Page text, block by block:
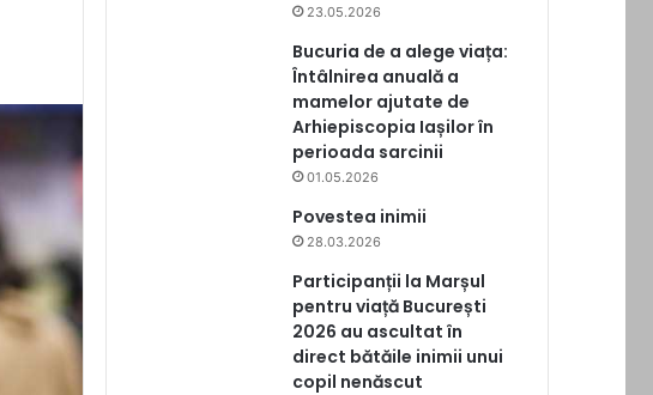
23.05.2026
Bucuria de a alege viața:
Întâlnirea anuală a
mamelor ajutate de
Arhiepiscopia Iașilor în
perioada sarcinii
01.05.2026
Povestea inimii
28.03.2026
Participanții la Marșul
pentru viață București
2026 au ascultat în
direct bătăile inimii unui
copil nenăscut